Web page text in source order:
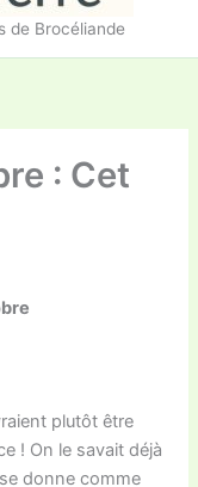
de Brocéliande
: Cet
plutôt être
! On le savait déjà
donne comme